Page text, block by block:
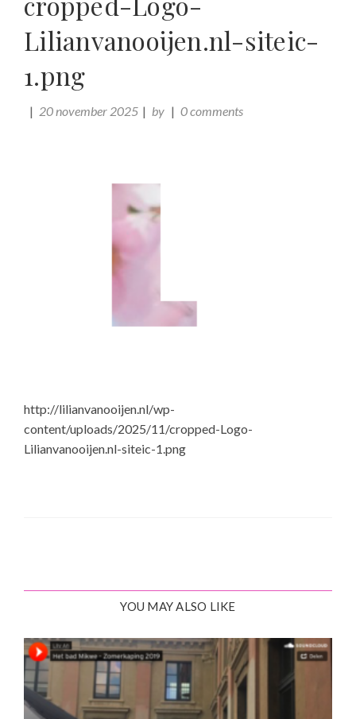
Lilianvanooijen.nl-siteic-
1.png
20 november 2025 by 0 comments
http://lilianvanooijen.nl/wp-
content/uploads/2025/11/cropped-Logo-
Lilianvanooijen.nl-siteic-1.png
YOU MAY ALSO LIKE